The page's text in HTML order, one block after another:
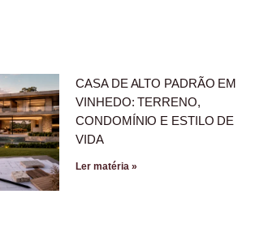
CASA DE ALTO PADRÃO EM
VINHEDO: TERRENO,
CONDOMÍNIO E ESTILO DE
VIDA
Ler matéria »